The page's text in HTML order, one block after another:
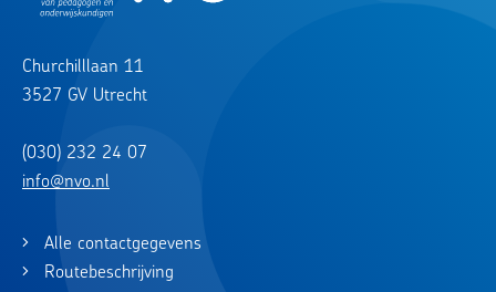
Churchilllaan 11
3527 GV Utrecht
(030) 232 24 07
info@nvo.nl
Alle contactgegevens
Routebeschrijving